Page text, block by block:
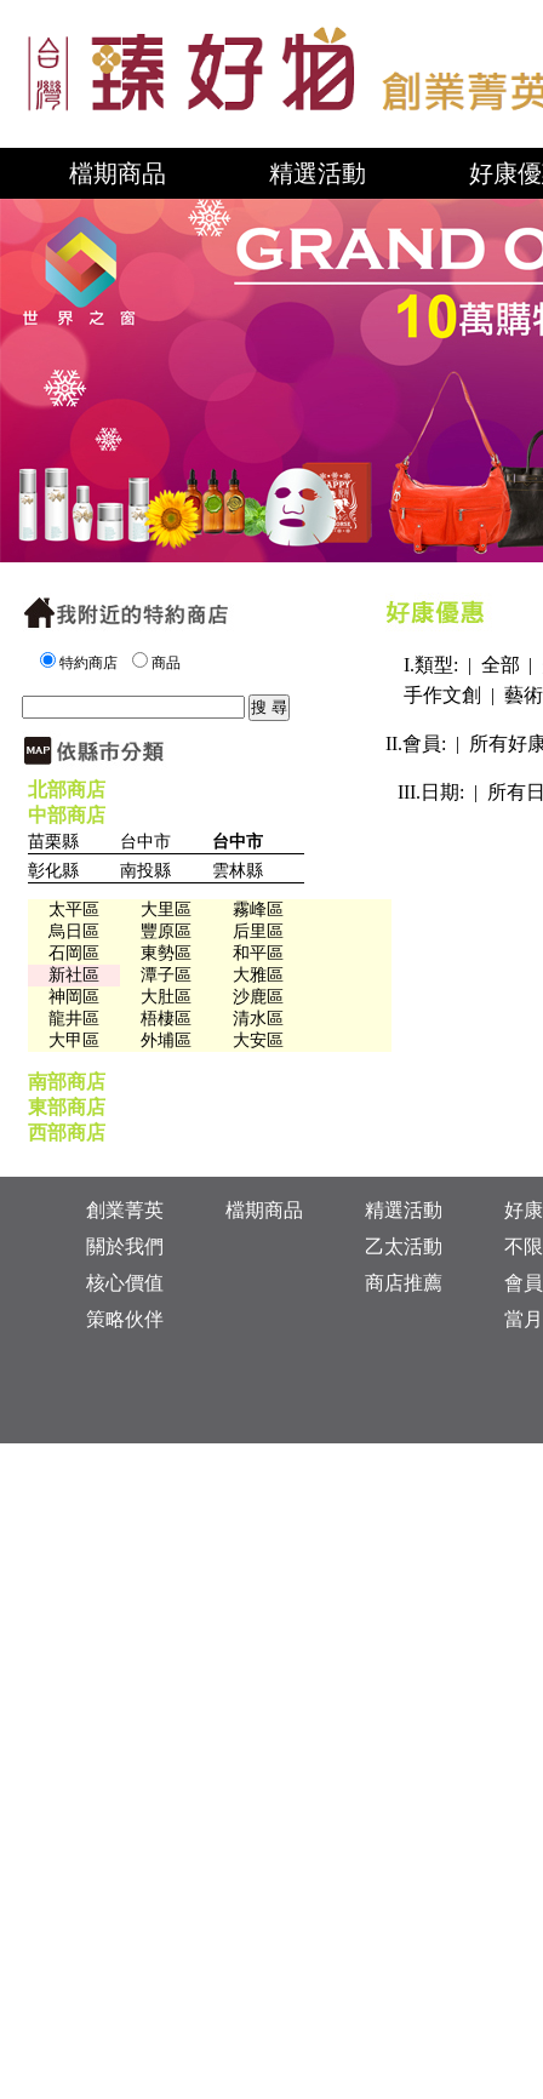
檔期商品 精選活動 好康
特約商店 商品
北部商店
中部商店
苗栗縣 台中市
台中市
彰化縣
南投縣 雲林縣
太平區 大里區
霧峰區
烏日區
豐原區
后里區
石岡區
東勢區
和平區
新社區
潭子區
大雅區
神岡區
大肚區
沙鹿區
龍井區
梧棲區
清水區
大甲區
外埔區 大安區
南部商店
東部商店
西部商店
I.類型: | 全部 |
手作文創
| 藝
II.會員: | 所有好
III.日期: | 所有
創業菁英
關於我們
核心價值
策略伙伴
檔期商品
精選活動
乙太活動
商店推薦
好
不
會
當